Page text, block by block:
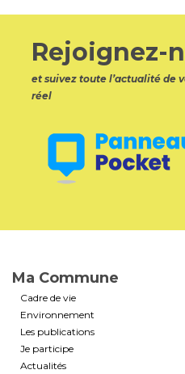
Rejoignez-
et suivez toute l’actualité de
réel
Ma Commune
Cadre de vie
Environnement
Les publications
Je participe
Actualités